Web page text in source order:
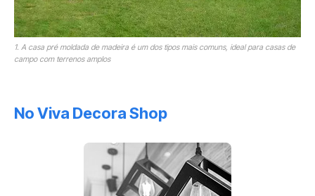
1. A casa pré moldada de madeira é um dos tipos mais comuns, ideal para casas de
campo com terrenos amplos
No Viva Decora Shop